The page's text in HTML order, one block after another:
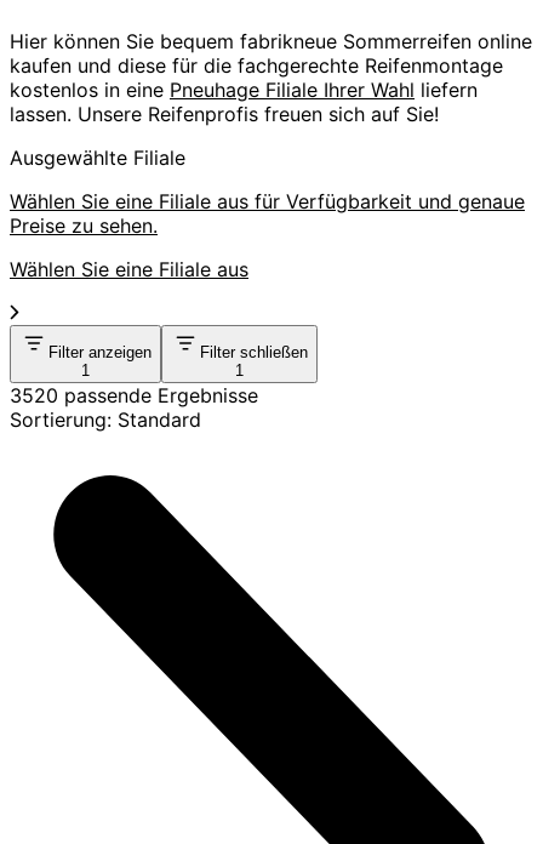
Hier können Sie bequem fabrikneue Sommerreifen online
kaufen und diese für die fachgerechte Reifenmontage
kostenlos in eine Pneuhage Filiale Ihrer Wahl liefern
lassen. Unsere Reifenprofis freuen sich auf Sie!
Ausgewählte Filiale
Wählen Sie eine Filiale aus für Verfügbarkeit und genaue
Preise zu sehen.
Wählen Sie eine Filiale aus
Filter anzeigen
1
Filter schließen
1
3520 passende Ergebnisse
Sortierung: Standard